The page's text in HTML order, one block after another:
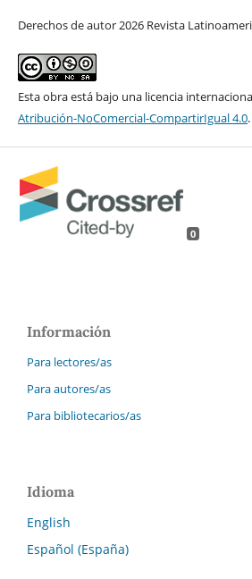
Derechos de autor 2026 Revista
Esta obra está bajo una licencia
Atribución-NoComercial-CompartirIgual 4.0.
0
Información
Para lectores/as
Para autores/as
Para bibliotecarios/as
Idioma
English
Español (España)